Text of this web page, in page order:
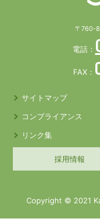
〒760-
電話：
FAX：
サイトマップ
コンプライアンス
リンク集
採用情報
Copyright © 2021